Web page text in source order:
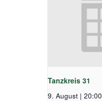
Tanzkreis 31
9. August | 20:00